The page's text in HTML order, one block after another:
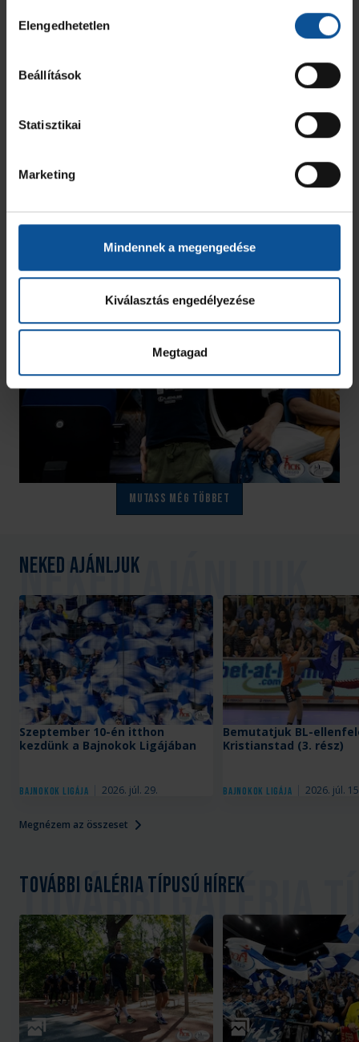
kiválasztása
Elengedhetetlen
Beállítások
Statisztikai
Marketing
Mindennek a megengedése
Kiválasztás engedélyezése
Megtagad
Mutass még többet
Neked ajánljuk
Megnézem az összeset
Bajnokok Ligája 2026. júl. 29.
Szeptember 10-én itthon
kezdünk a Bajnokok Ligájában
Bajnokok Ligája 2026. júl.
Bemutatjuk BL-
Kristianstad (3. rész)
További galéria típusú hírek
Galéria Galéria